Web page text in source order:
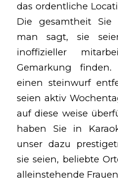
das ordentliche
Die gesamtheit Sie
man sagt, sie
inoffizieller
Gemarkung finden.
einen steinwurf
seien aktiv
auf diese weise
haben Sie in
unser dazu
sie seien, beliebte
alleinstehende